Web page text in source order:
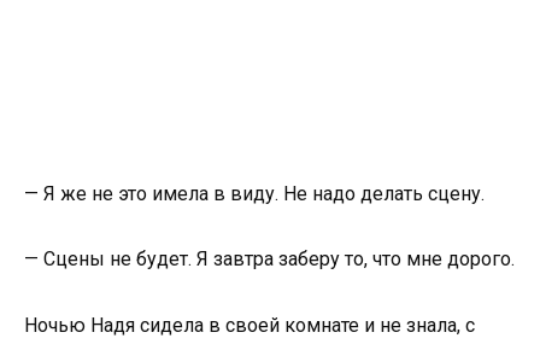
— Я же не это имела в виду. Не надо делать сцену.
— Сцены не будет. Я завтра заберу то, что мне дорого.
Ночью Надя сидела в своей комнате и не знала, с